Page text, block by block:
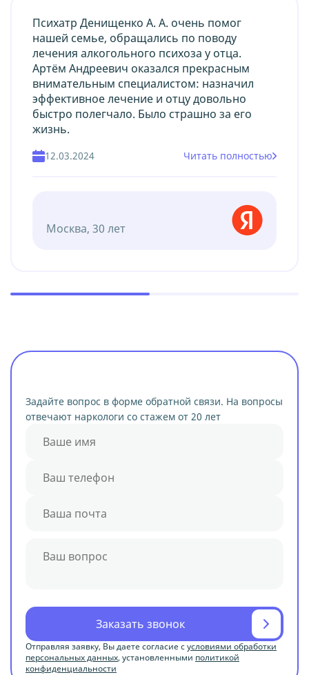
Психатр Денищенко А. А. очень помог
нашей семье, обращались по поводу
лечения алкогольного психоза у отца.
Артём Андреевич оказался прекрасным
внимательным специалистом: назначил
эффективное лечение и отцу довольно
быстро полегчало. Было страшно за его
жизнь.
12.03.2024 Читать полностью
Москва, 30 лет
Задайте вопрос в форме обратной связи. На вопросы
отвечают наркологи со стажем от 20 лет
Заказать звонок
Отправляя заявку, Вы даете согласие сусловиями обработки
персональных данных, установленными политикой
конфиденциальности